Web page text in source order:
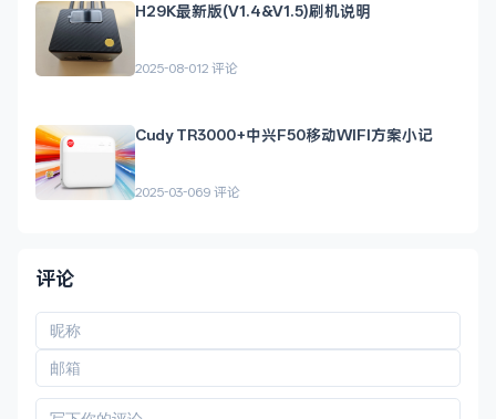
H29K最新版(V1.4&V1.5)刷机说明
2025-08-012 评论
Cudy TR3000+中兴F50移动WIFI方案小记
2025-03-069 评论
评论